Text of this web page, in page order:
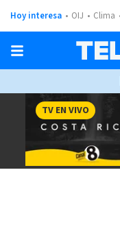
Hoy interesa OIJ Clima
TV EN VIVO